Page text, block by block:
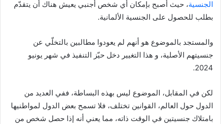
الجنسية، حيث أصبح بإمكان أي شخص أجنبي يعيش هناك أن يتقدّم
بطلب للحصول على الجنسية الألمانية.
والمستجد بالموضوع هو أنهم لم يعودوا مطالبين بالتخلّي عن
جنسيتهم الأصلية، و هذا التغيير دخل حيّز التنفيذ في شهر يونيو
2024.
لكن في المقابل، الموضوع ليس بهذه البساطة، ففي العديد من
الدول حول العالم، القوانين تختلف، فلا تسمح بعض الدول لمواطنيها
بامتلاك جنسيتين في الوقت ذاته، مما يعني أنه إذا حصل شخص من